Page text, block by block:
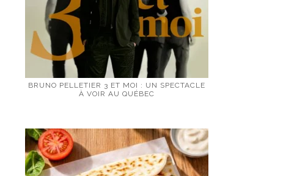
BRUNO PELLETIER 3 ET MOI : UN SPECTACLE
À VOIR AU QUÉBEC